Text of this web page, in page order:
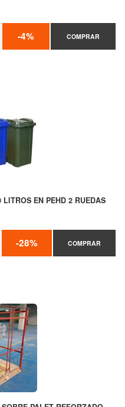
-4% COMPRAR
EN PEHD 2 RUEDAS
-28% COMPRAR